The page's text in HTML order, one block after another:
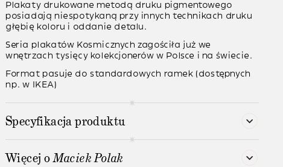
Plakaty drukowane metodą druku pigmentowego
posiadają niespotykaną przy innych technikach druku
głębię koloru i oddanie detalu.
Seria plakatów Kosmicznych zagościła już we
wnętrzach tysięcy kolekcjonerów w Polsce i na świecie.
Format pasuje do standardowych ramek (dostępnych
np. w IKEA)
Specyfikacja produktu
Więcej oMaciek Polak